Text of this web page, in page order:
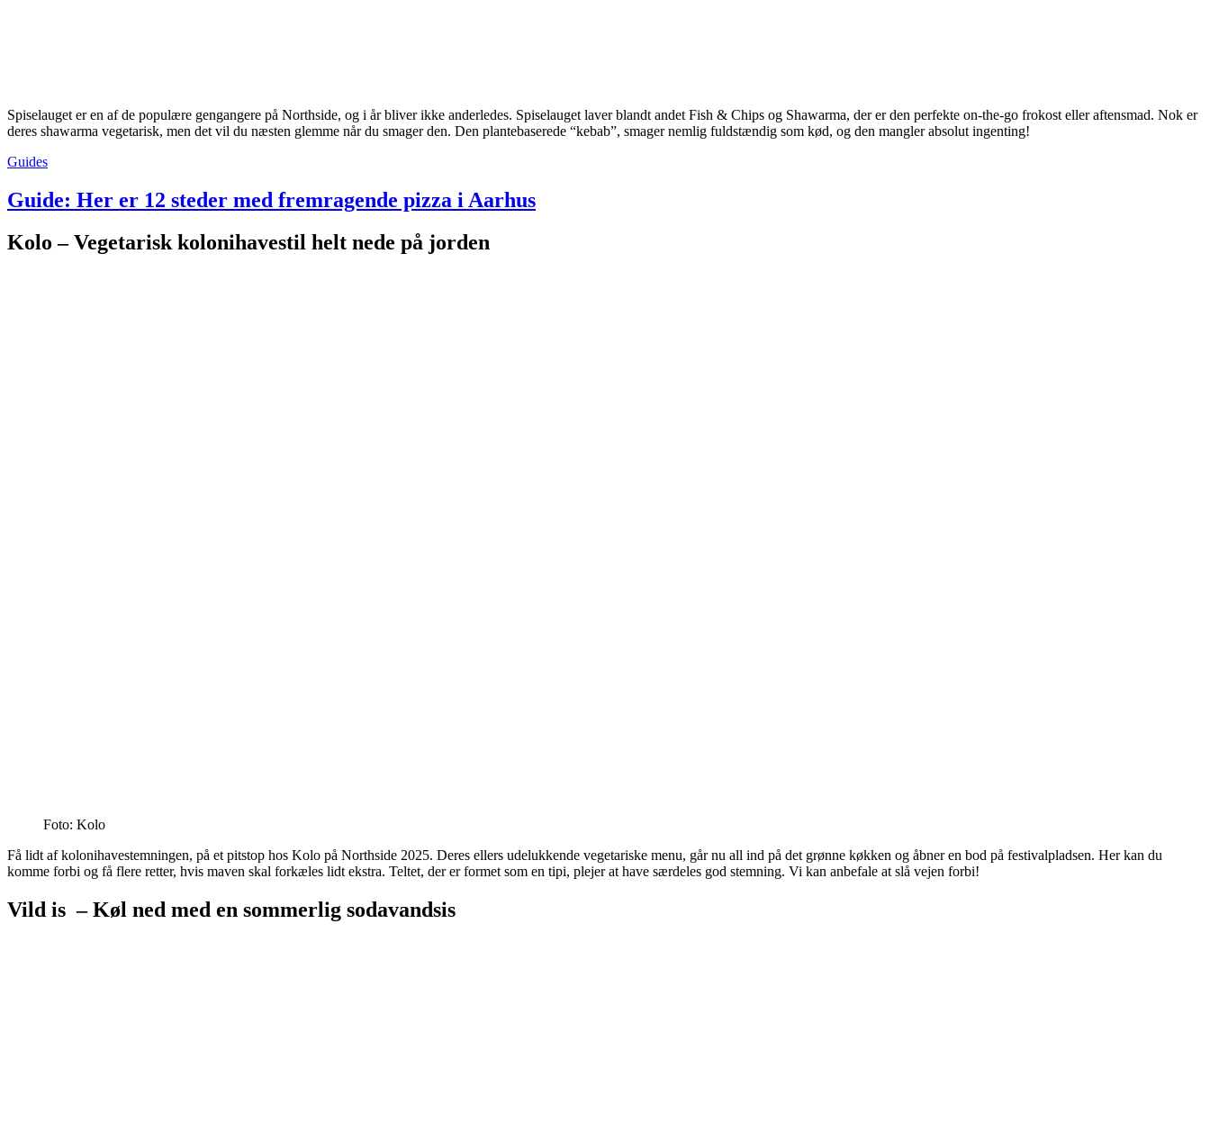
Spiselauget er en af de populære gengangere på Northside, og i år bliver ikke anderledes. Spiselauget laver blandt andet Fish & Chips og Shawarma, der er den perfekte on-the-go frokost eller aftensmad. Nok er
deres shawarma vegetarisk, men det vil du næsten glemme når du smager den. Den plantebaserede “kebab”, smager nemlig fuldstændig som kød, og den mangler absolut ingenting!
Guides
Guide: Her er 12 steder med fremragende pizza i Aarhus
Kolo – Vegetarisk kolonihavestil helt nede på jorden
Foto: Kolo
Få lidt af kolonihavestemningen, på et pitstop hos Kolo på Northside 2025. Deres ellers udelukkende vegetariske menu, går nu all ind på det grønne køkken og åbner en bod på festivalpladsen. Her kan du
komme forbi og få flere retter, hvis maven skal forkæles lidt ekstra. Teltet, der er formet som en tipi, plejer at have særdeles god stemning. Vi kan anbefale at slå vejen forbi!
Vild is – Køl ned med en sommerlig sodavandsis